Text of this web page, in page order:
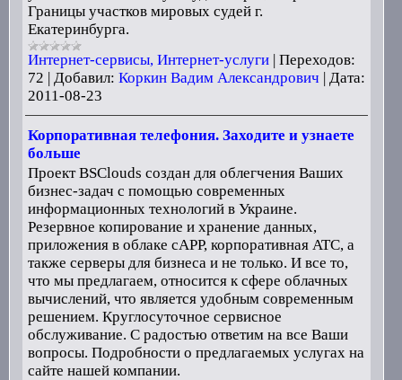
Границы участков мировых судей г.
Екатеринбурга.
Интернет-сервисы, Интернет-услуги| Переходов:
72 | Добавил: Коркин Вадим Александрович | Дата:
2011-08-23
Корпоративная телефония. Заходите и узнаете
больше
Проект BSClouds создан для облегчения Ваших
бизнес-задач с помощью современных
информационных технологий в Украине.
Резервное копирование и хранение данных,
приложения в облаке cAPP, корпоративная АТС, а
также серверы для бизнеса и не только. И все то,
что мы предлагаем, относится к сфере облачных
вычислений, что является удобным современным
решением. Круглосуточное сервисное
обслуживание. С радостью ответим на все Ваши
вопросы. Подробности о предлагаемых услугах на
сайте нашей компании.